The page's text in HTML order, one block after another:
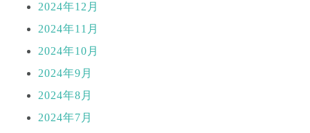
2024年12月
2024年11月
2024年10月
2024年9月
2024年8月
2024年7月